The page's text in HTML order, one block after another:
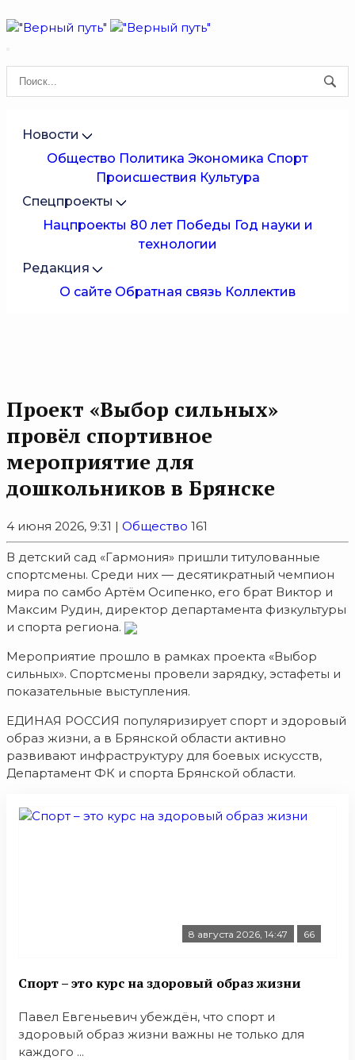
Новости
Общество Политика Экономика Спорт
Происшествия Культура
Спецпроекты
Нацпроекты 80 лет Победы Год науки и
технологии
Редакция
О сайте Обратная связь Коллектив
Проект «Выбор сильных»
провёл спортивное
мероприятие для
дошкольников в Брянске
4 июня 2026, 9:31 | Общество 161
В детский сад «Гармония» пришли титулованные
спортсмены. Среди них — десятикратный чемпион
мира по самбо Артём Осипенко, его брат Виктор и
Максим Рудин, директор департамента физкультуры
и спорта региона.
Мероприятие прошло в рамках проекта «Выбор
сильных». Спортсмены провели зарядку, эстафеты и
показательные выступления.
ЕДИНАЯ РОССИЯ популяризирует спорт и здоровый
образ жизни, а в Брянской области активно
развивают инфраструктуру для боевых искусств,
Департамент ФК и спорта Брянской области.
8 августа 2026, 14:47 66
Спорт – это курс на здоровый образ жизни
Павел Евгеньевич убеждён, что спорт и
здоровый образ жизни важны не только для
каждого ...